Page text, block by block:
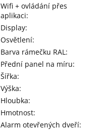
Wifi + ovládání přes
aplikaci:
Display:
Osvětlení:
Barva rámečku RAL :
Přední panel na míru:
Šířka:
Výška:
Hloubka:
Hmotnost:
Alarm otevřených dveří: